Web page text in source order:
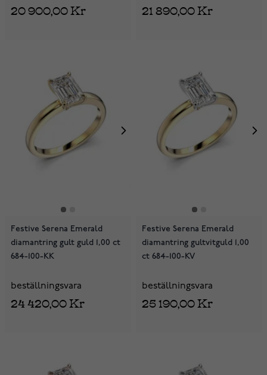
20 900,00 Kr 21 890,00 Kr
Festive Serena Emerald
diamantring gult guld 1,00 ct
684-100-KK
beställningsvara
24 420,00 Kr
Festive Serena Emerald
diamantring gultvitguld 1,00
ct 684-100-KV
beställningsvara
25 190,00 Kr